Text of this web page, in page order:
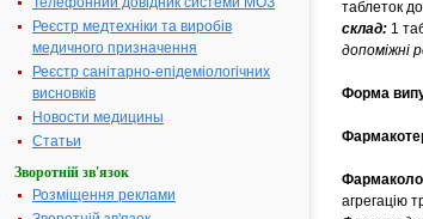
Реєстр медтехніки та виробів
медичного призначення
Реєстр санітарно-епідеміологічних
висновків
Новости медицины
Статьи
Зворотній зв'язок
Розміщення реклами
таблеток
склад: 1
допоміжні
Форма
агрегацію